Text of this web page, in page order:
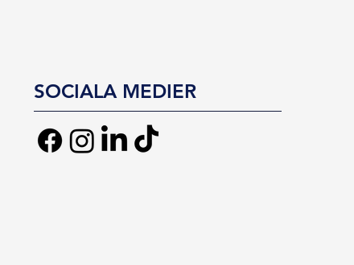
SOCIALA MEDIER